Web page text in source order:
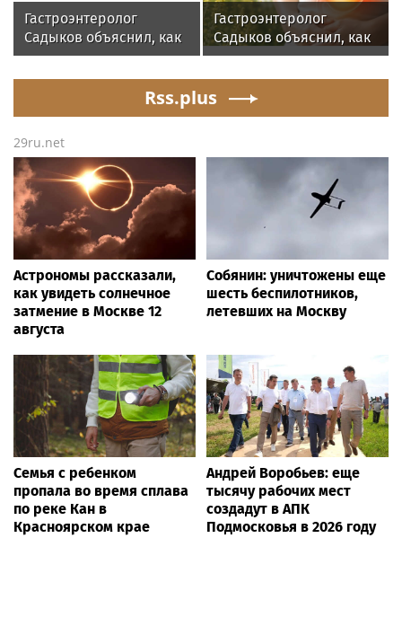
Гастроэнтеролог
Садыков объяснил, как
амброзия может влиять
Гастроэнтеролог
Садыков объяснил, как
амброзия может влиять
Rss.plus
29ru.net
Астрономы рассказали,
как увидеть солнечное
затмение в Москве 12
августа
Собянин: уничтожены еще
шесть беспилотников,
летевших на Москву
Семья с ребенком
пропала во время сплава
по реке Кан в
Красноярском крае
Андрей Воробьев: еще
тысячу рабочих мест
создадут в АПК
Подмосковья в 2026 году